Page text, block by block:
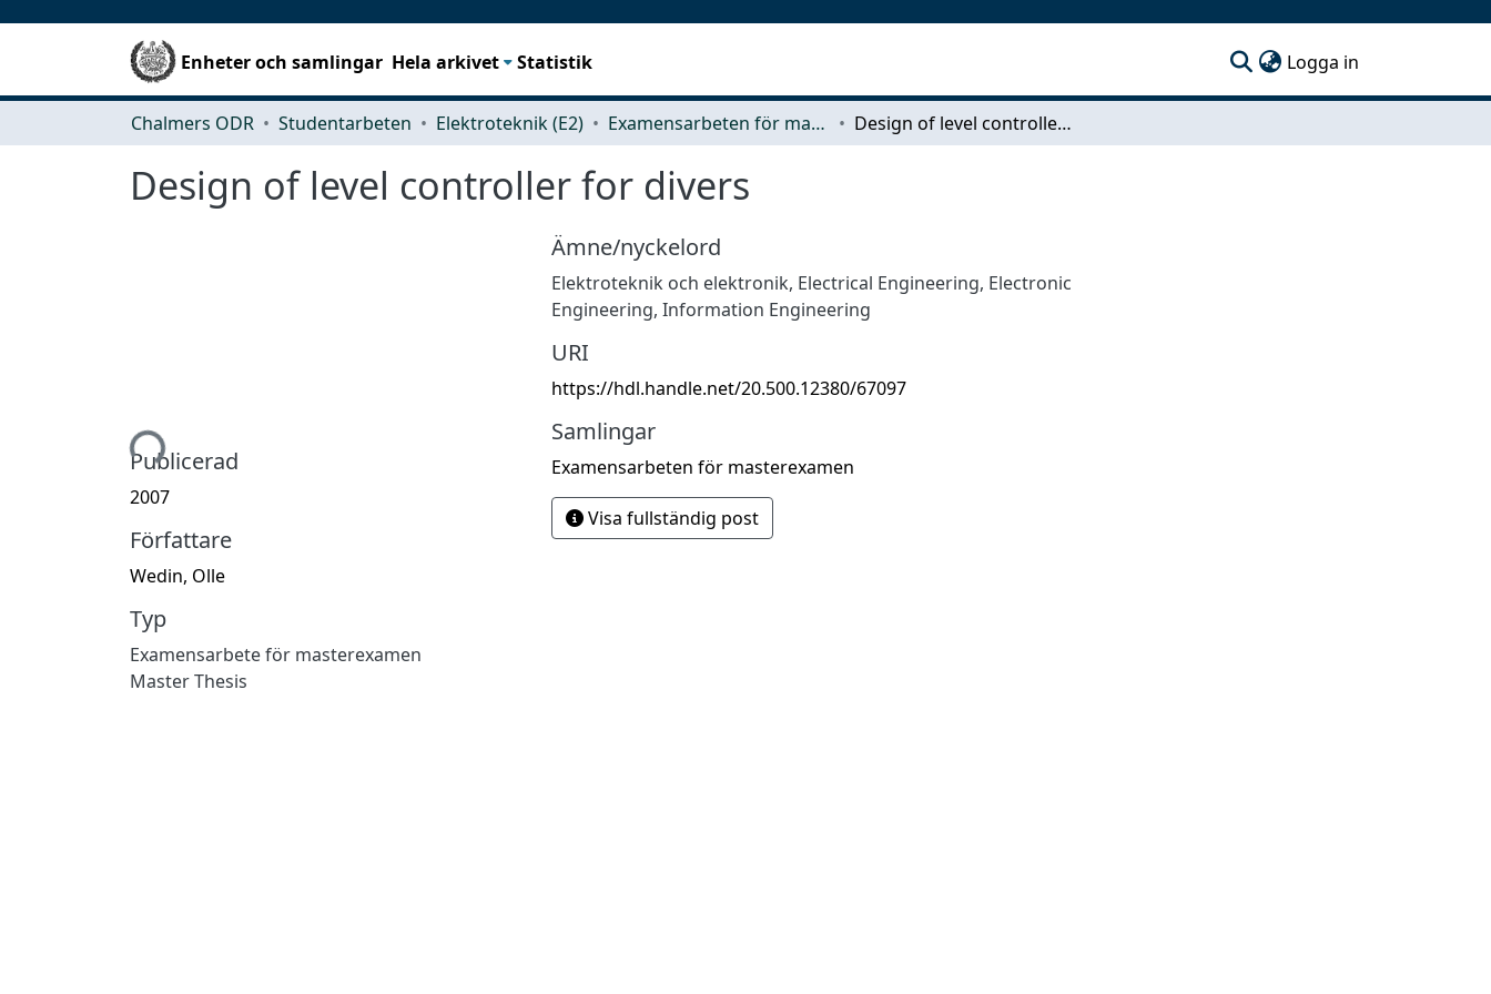
Enheter och samlingar Hela arkivet Statistik Logga in
Chalmers ODR Studentarbeten Elektroteknik (E2) Examensarbeten för masterexamen Design of level controller for divers
Design of level controller for divers
Hämtar...
Publicerad
2007
Författare
Wedin, Olle
Typ
Examensarbete för masterexamen
Master Thesis
Ämne/nyckelord
Elektroteknik och elektronik, Electrical Engineering, Electronic
Engineering, Information Engineering
URI
https://hdl.handle.net/20.500.12380/67097
Samlingar
Examensarbeten för masterexamen
Visa fullständig post